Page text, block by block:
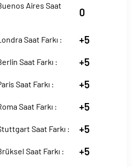
Aires Saat
0
Saat Farkı : +5
Saat Farkı : +5
Saat Farkı : +5
Saat Farkı : +5
Saat Farkı : +5
Saat Farkı : +5